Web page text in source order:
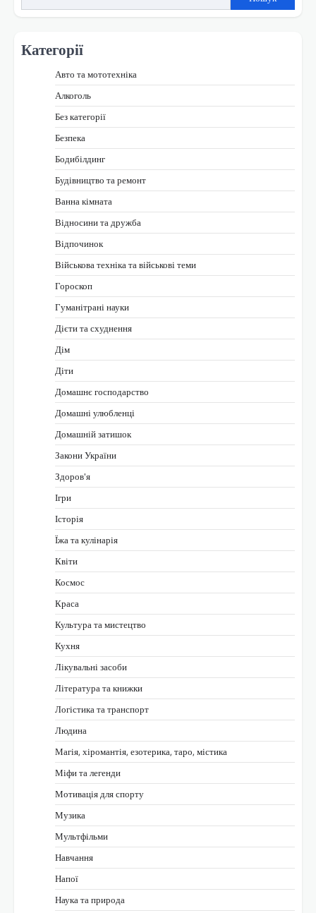
Категорії
Авто та мототехніка
Алкоголь
Без категорії
Безпека
Бодибілдинг
Будівництво та ремонт
Ванна кімната
Відносини та дружба
Відпочинок
Військова техніка та військові теми
Гороскоп
Гуманітрані науки
Дієти та схуднення
Дім
Діти
Домашнє господарство
Домашні улюбленці
Домашній затишок
Закони України
Здоров'я
Ігри
Історія
Їжа та кулінарія
Квіти
Космос
Краса
Культура та мистецтво
Кухня
Лікувальні засоби
Література та книжки
Логістика та транспорт
Людина
Магія, хіромантія, езотерика, таро, містика
Міфи та легенди
Мотивація для спорту
Музика
Мультфільми
Навчання
Напої
Наука та природа